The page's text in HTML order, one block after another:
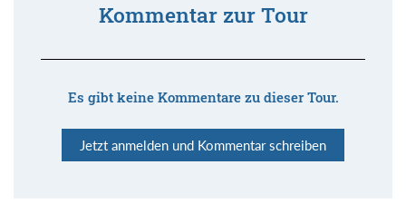
Kommentar zur Tour
Es gibt keine Kommentare zu dieser Tour.
Jetzt anmelden und Kommentar schreiben